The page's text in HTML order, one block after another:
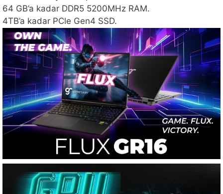
64 GB’a kadar DDR5 5200MHz RAM.
4TB’a kadar PCle Gen4 SSD.